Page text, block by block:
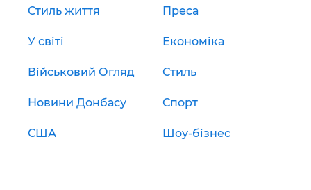
Стиль життя Преса
У світі Економіка
Військовий Огляд Стиль
Новини Донбасу Спорт
США Шоу-бізнес